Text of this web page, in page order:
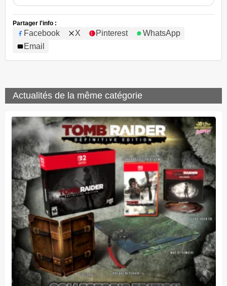
Partager l'info :
Facebook X Pinterest
WhatsApp
Email
Actualités de la même catégorie